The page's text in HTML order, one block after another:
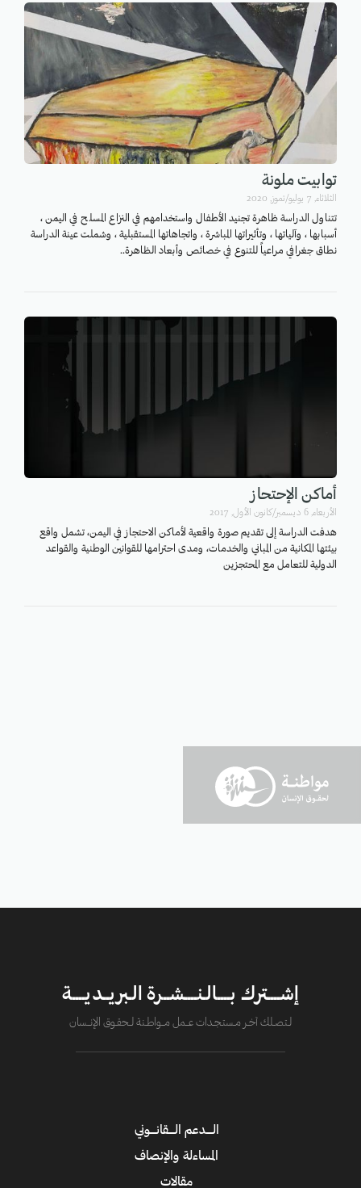
توابيت ملونة
الثلاثاء, 7 يوليو/تموز, 2020
تتناول الدراسة ظاهرة تجنيد الأطفال واستخدامهم في النزاع المسلح في اليمن ،
أسبابها ، وآلياتها ، وتأثيراتها المباشرة ، واتجاهاتها المستقبلية ، وشملت عينة الدراسة
نطاق جغرافي مراعياً للتنوع في خصائص وأبعاد الظاهرة..
أماكن الإحتحاز
اﻷربعاء, 6 ديسمبر/كانون الأول, 2017
هدفت الدراسة إلى تقديم صورة واقعية لأماكن الاحتجاز في اليمن، تشمل واقع
بيئتها المكانية من المباني والخدمات، ومدى احترامها للقوانين الوطنية والقواعد
الدولية للتعامل مع المحتجزين
إشــــترك بــــالـنــــشــرة الـبريــديــــة
لــتصــلك آخــر مــستـجــدات عــــمل مــــواطــنة لـــحقــوق الإنــــسان
الــــدعم الــــقانــــوني
المساءلة والإنصاف
مقالات